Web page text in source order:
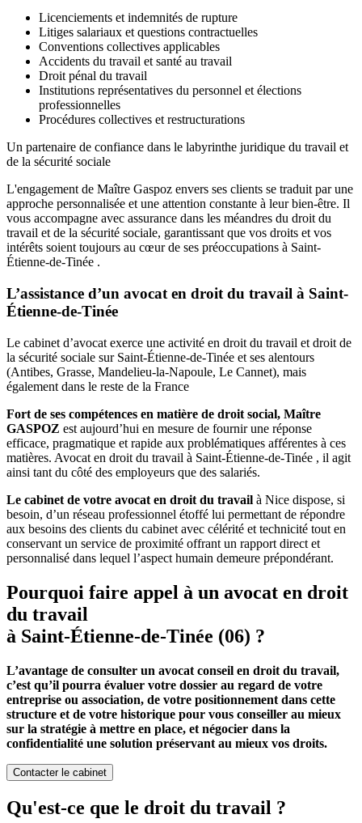
Licenciements et indemnités de rupture
Litiges salariaux et questions contractuelles
Conventions collectives applicables
Accidents du travail et santé au travail
Droit pénal du travail
Institutions représentatives du personnel et élections
professionnelles
Procédures collectives et restructurations
Un partenaire de confiance dans le labyrinthe juridique du travail et
de la sécurité sociale
L'engagement de Maître Gaspoz envers ses clients se traduit par une
approche personnalisée et une attention constante à leur bien-être. Il
vous accompagne avec assurance dans les méandres du droit du
travail et de la sécurité sociale, garantissant que vos droits et vos
intérêts soient toujours au cœur de ses préoccupations à Saint-
Étienne-de-Tinée .
L’assistance d’un avocat en droit du travail à Saint-
Étienne-de-Tinée
Le cabinet d’avocat exerce une activité en droit du travail et droit de
la sécurité sociale sur Saint-Étienne-de-Tinée et ses alentours
(Antibes, Grasse, Mandelieu-la-Napoule, Le Cannet), mais
également dans le reste de la France
Fort de ses compétences en matière de droit social, Maître
GASPOZ est aujourd’hui en mesure de fournir une réponse
efficace, pragmatique et rapide aux problématiques afférentes à ces
matières. Avocat en droit du travail à Saint-Étienne-de-Tinée , il agit
ainsi tant du côté des employeurs que des salariés.
Le cabinet de votre avocat en droit du travail à Nice dispose, si
besoin, d’un réseau professionnel étoffé lui permettant de répondre
aux besoins des clients du cabinet avec célérité et technicité tout en
conservant un service de proximité offrant un rapport direct et
personnalisé dans lequel l’aspect humain demeure prépondérant.
Pourquoi faire appel à un avocat en droit
du travail
à Saint-Étienne-de-Tinée (06) ?
L’avantage de consulter un avocat conseil en droit du travail,
c’est qu’il pourra évaluer votre dossier au regard de votre
entreprise ou association, de votre positionnement dans cette
structure et de votre historique pour vous conseiller au mieux
sur la stratégie à mettre en place, et négocier dans la
confidentialité une solution préservant au mieux vos droits.
Contacter le cabinet
Qu'est-ce que le droit du travail ?